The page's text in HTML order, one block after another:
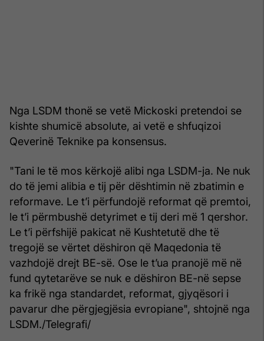
Nga LSDM thonë se vetë Mickoski pretendoi se
kishte shumicë absolute, ai vetë e shfuqizoi
Qeverinë Teknike pa konsensus.
"Tani le të mos kërkojë alibi nga LSDM-ja. Ne nuk
do të jemi alibia e tij për dështimin në zbatimin e
reformave. Le t’i përfundojë reformat që premtoi,
le t’i përmbushë detyrimet e tij deri më 1 qershor.
Le t’i përfshijë pakicat në Kushtetutë dhe të
tregojë se vërtet dëshiron që Maqedonia të
vazhdojë drejt BE-së. Ose le t’ua pranojë më në
fund qytetarëve se nuk e dëshiron BE-në sepse
ka frikë nga standardet, reformat, gjyqësori i
pavarur dhe përgjegjësia evropiane", shtojnë nga
LSDM./Telegrafi/